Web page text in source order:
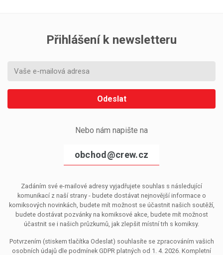
Přihlášení k newsletteru
Odeslat
Nebo nám napište na
obchod@crew.cz
Zadáním své e-mailové adresy vyjadřujete souhlas s následující
komunikací z naší strany - budete dostávat nejnovější informace o
komiksových novinkách, budete mít možnost se účastnit našich soutěží,
budete dostávat pozvánky na komiksové akce, budete mít možnost
účastnit se i našich průzkumů, jak zlepšit místní trh s komiksy.
Potvrzením (stiskem tlačítka Odeslat) souhlasíte se zpracováním vašich
osobních údajů dle podmínek GDPR platných od 1. 4. 2026. Kompletní